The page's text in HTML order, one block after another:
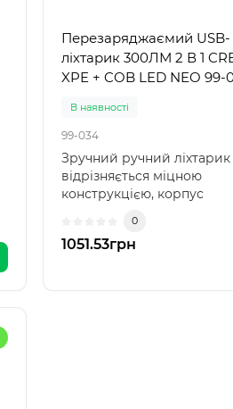
Перезаряджаємий USB-
ліхтарик 300ЛМ 2 В 1
XPE + COB LED NEO 99-
В наявності
99-034
Зручний ручний ліхтарик
відрізняється міцною
конструкцією, корпус
0
1051.53грн